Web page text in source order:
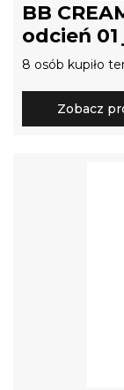
BB
odcień
8 osób kupiło
Zobacz